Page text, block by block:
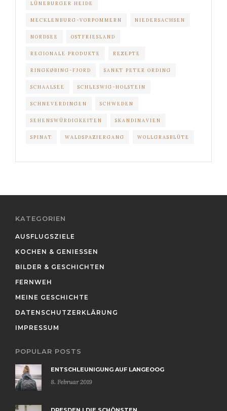
LÜNEBURGER HEIDE
MECKLENBURG-VORPOMMERN NIEDERSACHSEN
NORDSEE OSTFRIESLAND
REGIONALE PRODUKTE REZEPTE
RINGKØBING-FJORD SANKT PETER ORDING
SCHAALSEE SCHLESWIG-HOLSTEIN
SCHNEVERDINGEN SCHWEDEN
SEHENSWÜRDIGKEITEN SKANDINAVIEN
SPINAT WALDSPAZIERGANG WOLLGRASBLÜTE
KATEGORIEN
AUSFLUGSZIELE
KOCHEN & GENIESSEN
BILDER & GESCHICHTEN
FERNWEH
MEINE GESCHICHTE
DATENSCHUTZERKLÄRUNG
IMPRESSUM
POPULAR POSTS
ENTSCHLEUNIGUNG AUF LANGEOOG
8. Februar 2019